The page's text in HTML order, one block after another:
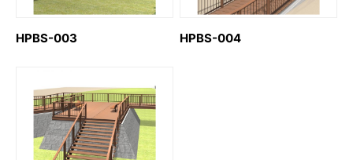
HPBS-003 HPBS-004